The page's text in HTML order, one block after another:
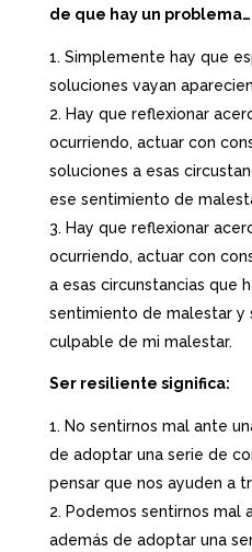
de que hay un problema…
Simplemente hay que
soluciones vayan
Hay que reflexionar
ocurriendo, actuar con
soluciones a esas
ese sentimiento de
Hay que reflexionar
ocurriendo, actuar con
a esas circunstancias que
sentimiento de malestar y
culpable de mi malestar.
Ser resiliente significa:
No sentirnos mal ante
de adoptar una serie de
pensar que nos ayuden a
Podemos sentirnos mal
además de adoptar una